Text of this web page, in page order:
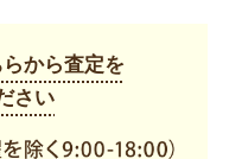
から査定を
さい